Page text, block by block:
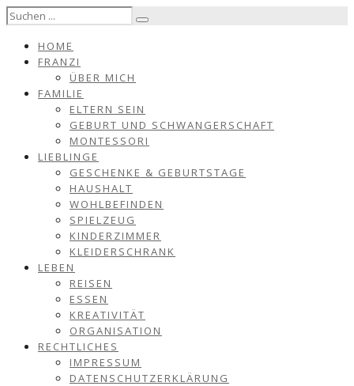
HOME
FRANZI
ÜBER MICH
FAMILIE
ELTERN SEIN
GEBURT UND SCHWANGERSCHAFT
MONTESSORI
LIEBLINGE
GESCHENKE & GEBURTSTAGE
HAUSHALT
WOHLBEFINDEN
SPIELZEUG
KINDERZIMMER
KLEIDERSCHRANK
LEBEN
REISEN
ESSEN
KREATIVITÄT
ORGANISATION
RECHTLICHES
IMPRESSUM
DATENSCHUTZERKLÄRUNG